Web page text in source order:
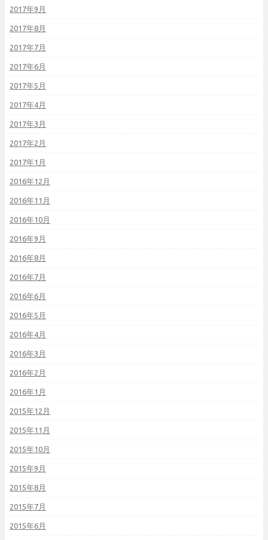
2017年9月
2017年8月
2017年7月
2017年6月
2017年5月
2017年4月
2017年3月
2017年2月
2017年1月
2016年12月
2016年11月
2016年10月
2016年9月
2016年8月
2016年7月
2016年6月
2016年5月
2016年4月
2016年3月
2016年2月
2016年1月
2015年12月
2015年11月
2015年10月
2015年9月
2015年8月
2015年7月
2015年6月